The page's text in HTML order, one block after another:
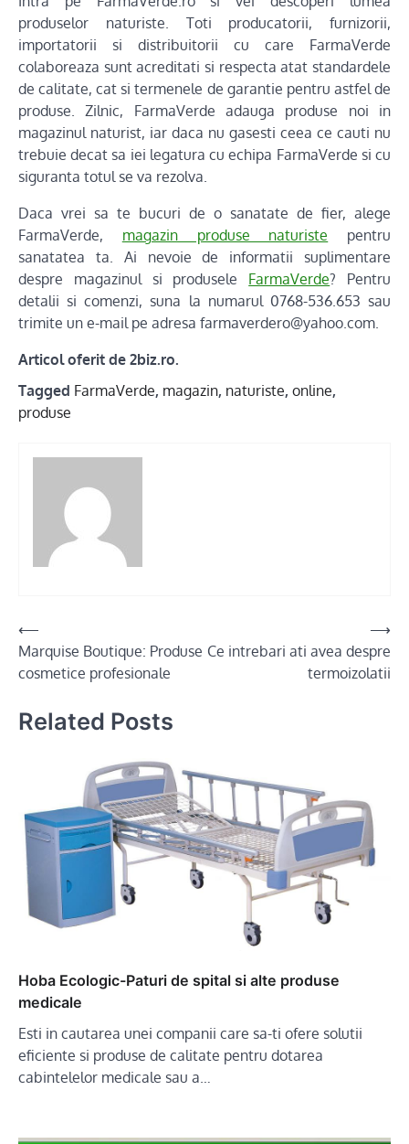
produselor naturiste. Toti producatorii, furnizorii,
importatorii si distribuitorii cu care FarmaVerde
colaboreaza sunt acreditati si respecta atat standardele
de calitate, cat si termenele de garantie pentru astfel de
produse. Zilnic, FarmaVerde adauga produse noi in
magazinul naturist, iar daca nu gasesti ceea ce cauti nu
trebuie decat sa iei legatura cu echipa FarmaVerde si cu
siguranta totul se va rezolva.
Daca vrei sa te bucuri de o sanatate de fier, alege
FarmaVerde, magazin produse naturiste pentru
sanatatea ta. Ai nevoie de informatii suplimentare
despre magazinul si produsele FarmaVerde? Pentru
detalii si comenzi, suna la numarul 0768-536.653 sau
trimite un e-mail pe adresa farmaverdero@yahoo.com.
Articol oferit de 2biz.ro.
Tagged FarmaVerde, magazin, naturiste, online,
produse
Post
navigation
⟵
Marquise Boutique: Produse
cosmetice profesionale
Ce intrebari ati avea despre
termoizolatii
⟶
Related Posts
Hoba Ecologic-Paturi de spital si alte produse
medicale
Esti in cautarea unei companii care sa-ti ofere solutii
eficiente si produse de calitate pentru dotarea
cabintelelor medicale sau a…